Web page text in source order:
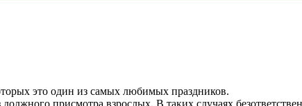
это один из самых любимых праздников.
присмотра взрослых. В таких случаях